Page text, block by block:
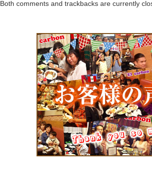
Both comments and trackbacks are currently